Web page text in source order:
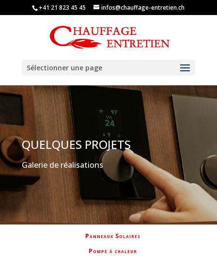
+41 21 823 45 45 infos@chauffage-entretien.ch
Sélectionner une page
QUELQUES PROJETS
Galerie de réalisations
Panneaux Solaires
Pompe à chaleur